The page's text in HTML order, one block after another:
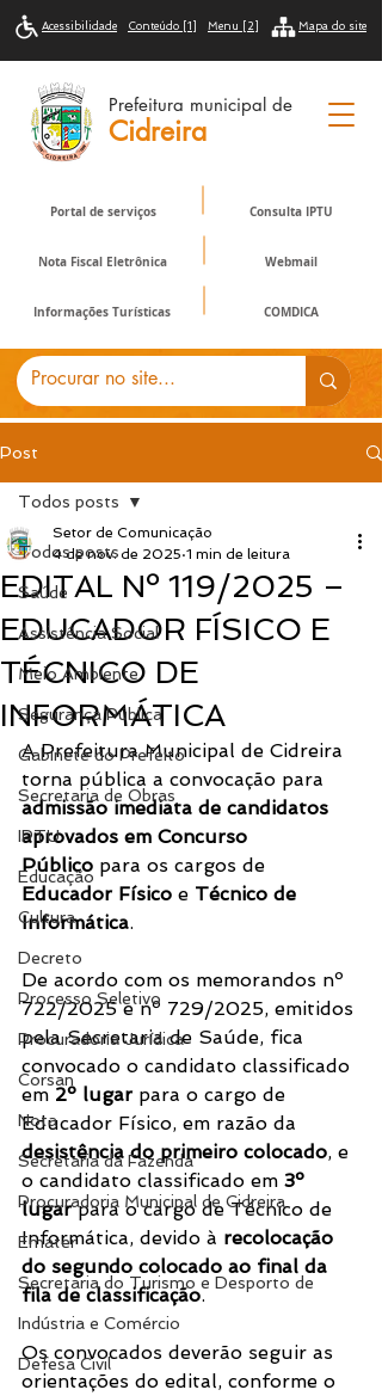
Portal de serviços Consulta IPTU
Nota Fiscal Eletrônica
Informações Turísticas COMDICA
Webmail
Acessibilidade Conteúdo [1] Menu [2] Mapa do site
Prefeitura municipal de
Cidreira
Post
Todos posts
Saúde
Assistência Social
Meio Ambiente
Segurança Pública
Gabinete do Prefeito
Secretaria de Obras
IPTU
Educação
Cultura
Decreto
Processo Seletivo
Procuradoria Jurídica
Corsan
Nota
Secretaria da Fazenda
Procuradoria Municipal de Cidreira
Emater
Secretaria do Turismo e Desporto de
Indústria e Comércio
Defesa Civil
Todos posts
EDITAL Nº 119/2025 –
EDUCADOR FÍSICO E
TÉCNICO DE
INFORMÁTICA
Setor de Comunicação
4 de nov. de 2025 1 min de leitura
A Prefeitura Municipal de Cidreira
torna pública a convocação para
admissão imediata de candidatos
aprovados em Concurso
Público para os cargos de
Educador Físico e Técnico de
Informática.
De acordo com os memorandos nº
722/2025 e nº 729/2025, emitidos
pela Secretaria de Saúde, fica
convocado o candidato classificado
em 2º lugar para o cargo de
Educador Físico, em razão da
desistência do primeiro colocado, e
o candidato classificado em 3º
lugar para o cargo de Técnico de
Informática, devido à recolocação
do segundo colocado ao final da
fila de classificação.
Os convocados deverão seguir as
orientações do edital, conforme o